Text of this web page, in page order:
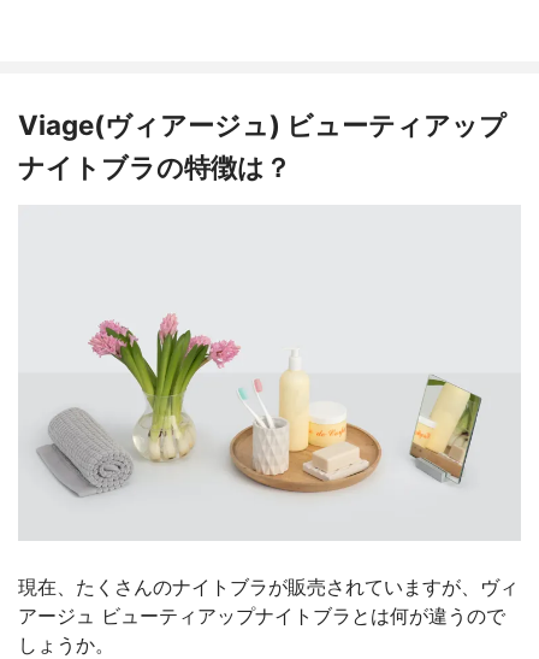
Viage(ヴィアージュ) ビューティアップ
ナイトブラの特徴は？
現在、たくさんのナイトブラが販売されていますが、ヴィ
アージュ ビューティアップナイトブラとは何が違うので
しょうか。